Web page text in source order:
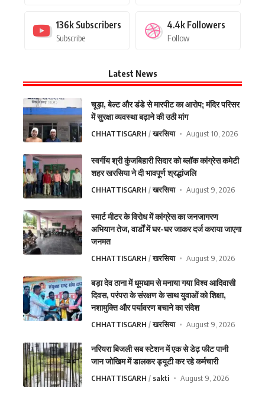
136k Subscribers
Subscribe
4.4k Followers
Follow
Latest News
चूड़ा, बेल्ट और डंडे से मारपीट का आरोप; मंदिर परिसर
में सुरक्षा व्यवस्था बढ़ाने की उठी मांग
CHHATTISGARH खरसिया August 10, 2026
स्वर्गीय श्री कुंजबिहारी सिदार को ब्लॉक कांग्रेस कमेटी
शहर खरसिया ने दी भावपूर्ण श्रद्धांजलि
CHHATTISGARH खरसिया August 9, 2026
स्मार्ट मीटर के विरोध में कांग्रेस का जनजागरण
अभियान तेज, वार्डों में घर-घर जाकर दर्ज कराया जाएगा
जनमत
CHHATTISGARH खरसिया August 9, 2026
बड़ा देव ठाना में धूमधाम से मनाया गया विश्व आदिवासी
दिवस, परंपरा के संरक्षण के साथ युवाओं को शिक्षा,
नशामुक्ति और पर्यावरण बचाने का संदेश
CHHATTISGARH खरसिया August 9, 2026
नरियरा बिजली सब स्टेशन में एक से डेढ़ फीट पानी
जान जोखिम में डालकर ड्यूटी कर रहे कर्मचारी
CHHATTISGARH sakti August 9, 2026